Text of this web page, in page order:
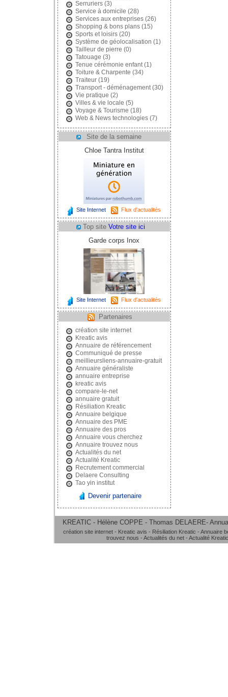
Serruriers(3)
Service à domicile (28)
Services aux entreprises(26)
Shopping & bons plans(15)
Sports et loisirs(20)
Système de géolocalisation (1)
Tailleur de pierre (0)
Tatouage (3)
Tenue cérémonie enfant(1)
Toiture & Charpente (34)
Traiteur(19)
Transport - déménagement(30)
Vie pratique (2)
Villes & vie locale (5)
Voyage & Tourisme (18)
Web & News technologies(7)
Site de la semaine
Chloe Tantra Institut
Site Internet Flux d'actualités
Top site Votre site ici
Garde corps Inox
Site Internet Flux d'actualités
Partenaires
création site internet
Kreatic avis
Annuaire de référencement
Communiqué de presse
meillieursliens-annuaire-gratuit
Annuaire généraliste
annuaire entreprise
kreatic avis
compare-le-net
annuaire gratuit
Résiliation Kreatic
Annuaire belgique
Annuaire des PME
Annuaire des pros
Annuaire vous cherchez
Annuaire trouvez nous
Actualités du net
Actualité Kreatic
Recrutement commercial
Delaere Consulting
Tao yin institut
Devenir partenaire
KREATIC - Hélène COPPE - Thomas DELAERE-
création site internet- Kreatic avis - Résiliation Kreatic - Annuaire
trouvez nous - Actualités du net - Actualité Kreatic